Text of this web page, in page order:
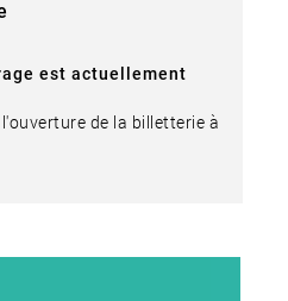
est actuellement
de la billetterie à